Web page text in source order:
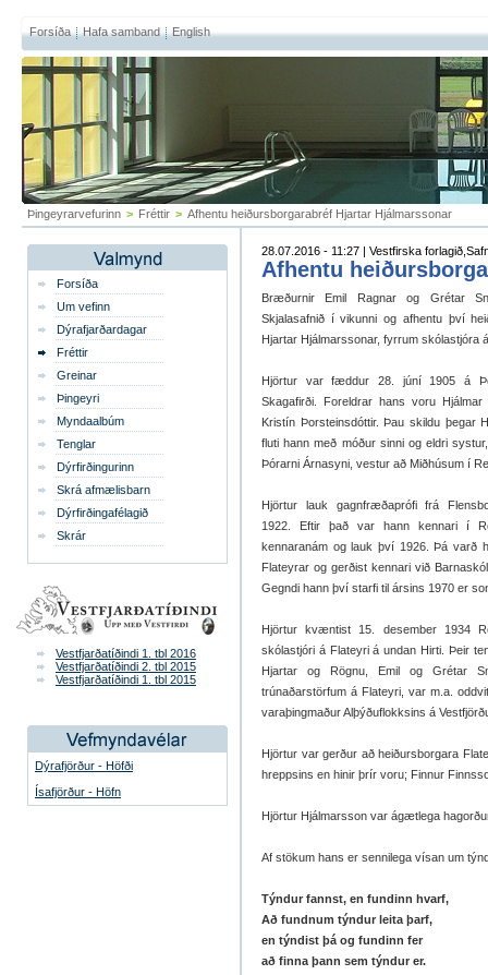
Forsíða Hafa samband English
Þingeyrarvefurinn > Fréttir > Afhentu heiðursborgarabréf Hjartar Hjálmarssonar
Forsíða
Um vefinn
Dýrafjarðardagar
Fréttir
Greinar
Þingeyri
Myndaalbúm
Tenglar
Dýrfirðingurinn
Skrá afmælisbarn
Dýrfirðingafélagið
Skrár
Vestfjarðatíðindi 1. tbl 2016
Vestfjarðatíðindi 2. tbl 2015
Vestfjarðatíðindi 1. tbl 2015
Dýrafjörður - Höfði
Ísafjörður - Höfn
28.07.2016 - 11:27 | Vestfirska
Afhentu
Bræðurnir Emil Ragnar og Grétar
Skjalasafnið í vikunni og afhentu því
Hjartar Hjálmarssonar, fyrrum skólastjóra
Hjörtur var fæddur 28. júní 1905 á
Skagafirði. Foreldrar hans voru
Kristín Þorsteinsdóttir. Þau skildu þegar
fluti hann með móður sinni og eldri
Þórarni Árnasyni, vestur að Miðhúsum í
Hjörtur lauk gagnfræðaprófi frá
1922. Eftir það var hann kennari í
kennaranám og lauk því 1926. Þá varð
Flateyrar og gerðist kennari við
Gegndi hann því starfi til ársins 1970 er
Hjörtur kvæntist 15. desember 1934
skólastjóri á Flateyri á undan Hirti. Þeir
Hjartar og Rögnu, Emil og Grétar
trúnaðarstörfum á Flateyri, var m.a.
varaþingmaður Alþýðuflokksins á
Hjörtur var gerður að heiðursborgara
hreppsins en hinir þrír voru; Finnur
Hjörtur Hjálmarsson var ágætlega
Af stökum hans er sennilega vísan um
Týndur fannst, en fundinn hvarf,
Að fundnum týndur leita þarf,
en týndist þá og fundinn fer
að finna þann sem týndur er.